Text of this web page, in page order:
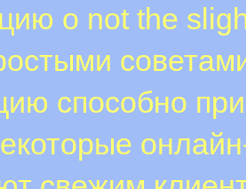
о not the
способно